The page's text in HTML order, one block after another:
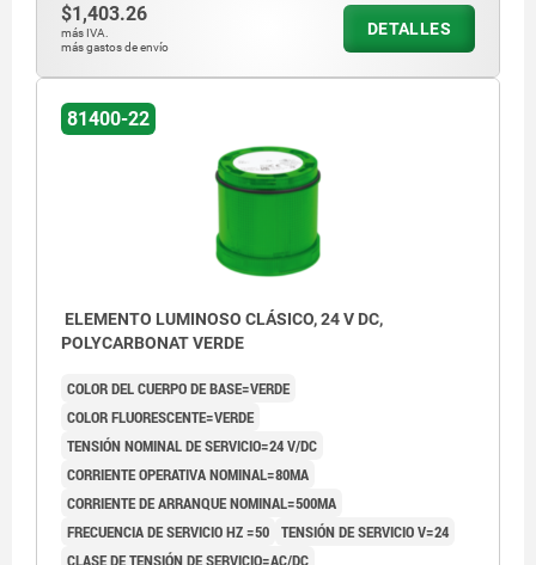
$1,403.26
más IVA.
más gastos de envío
DETALLES
81400-22
ELEMENTO LUMINOSO CLÁSICO, 24 V DC,
POLYCARBONAT VERDE
COLOR DEL CUERPO DE BASE=VERDE
COLOR FLUORESCENTE=VERDE
TENSIÓN NOMINAL DE SERVICIO=24 V/DC
CORRIENTE OPERATIVA NOMINAL=80MA
CORRIENTE DE ARRANQUE NOMINAL=500MA
FRECUENCIA DE SERVICIO HZ =50 TENSIÓN DE SERVICIO V=24
CLASE DE TENSIÓN DE SERVICIO=AC/DC